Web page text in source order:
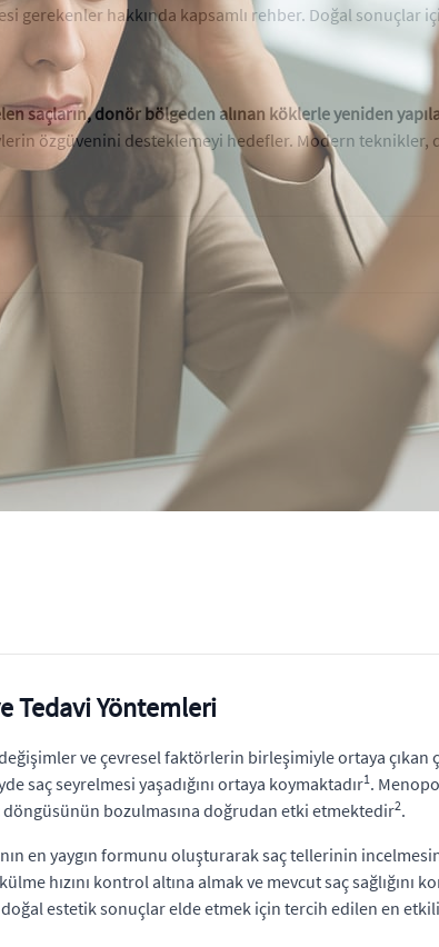
gerekenler hakkında kapsamlı rehber. Doğal sonuçlar
saçların, donör bölgeden alınan köklerle yeniden
özgüvenini desteklemeyi hedefler. Modern teknikler,
Tedavi Yöntemleri
ve çevresel faktörlerin birleşimiyle ortaya çıkan
saç seyrelmesi yaşadığını ortaya koymaktadır1.
bozulmasına doğrudan etki etmektedir2.
en yaygın formunu oluşturarak saç tellerinin
hızını kontrol altına almak ve mevcut saç sağlığını
estetik sonuçlar elde etmek için tercih edilen en